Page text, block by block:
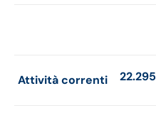
Attività correnti 22.295